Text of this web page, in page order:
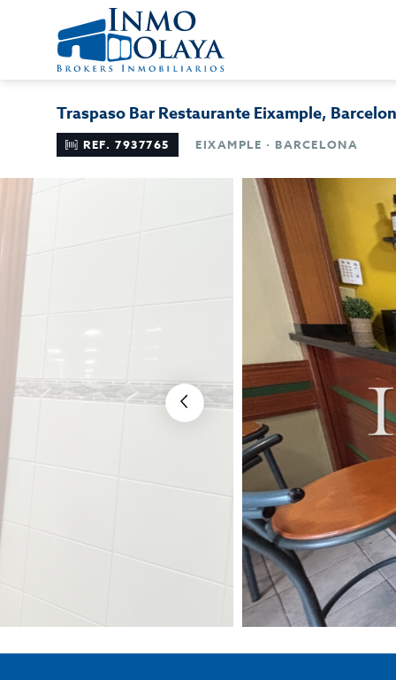
Traspaso Bar Restaurante Eixample,
REF. 7937765 EIXAMPLE · BARCELONA